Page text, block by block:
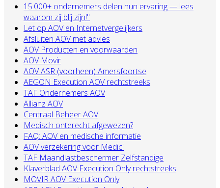
15.000+ ondernemers delen hun ervaring — lees
waarom zij blij zijn!"
Let op AOV en Internetvergelijkers
Afsluiten AOV met advies
AOV Producten en voorwaarden
AOV Movir
AOV ASR (voorheen) Amersfoortse
AEGON Execution AOV rechtstreeks
TAF Ondernemers AOV
Allianz AOV
Centraal Beheer AOV
Medisch onterecht afgewezen?
FAQ: AOV en medische informatie
AOV verzekering voor Medici
TAF Maandlastbeschermer Zelfstandige
Klaverblad AOV Execution Only rechtstreeks
MOVIR AOV Execution Only